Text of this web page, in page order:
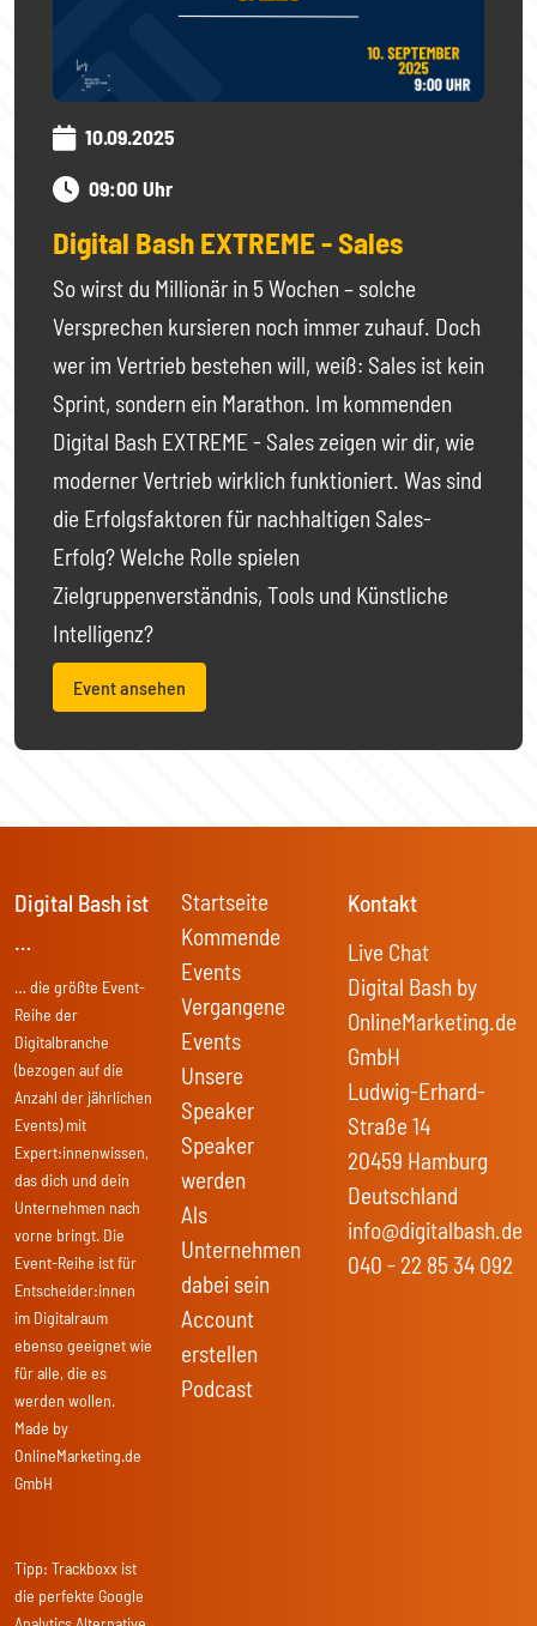
10.09.2025
09:00 Uhr
Digital Bash EXTREME - Sales
So wirst du Millionär in 5 Wochen – solche
Versprechen kursieren noch immer zuhauf. Doch
wer im Vertrieb bestehen will, weiß: Sales ist kein
Sprint, sondern ein Marathon. Im kommenden
Digital Bash EXTREME - Sales zeigen wir dir, wie
moderner Vertrieb wirklich funktioniert. Was sind
die Erfolgsfaktoren für nachhaltigen Sales-
Erfolg? Welche Rolle spielen
Zielgruppenverständnis, Tools und Künstliche
Intelligenz?
Event ansehen
Digital Bash ist
…
… die größte Event-
Reihe der
Digitalbranche
(bezogen auf die
Anzahl der jährlichen
Events) mit
Expert:innenwissen,
das dich und dein
Unternehmen nach
vorne bringt. Die
Event-Reihe ist für
Entscheider:innen
im Digitalraum
ebenso geeignet wie
für alle, die es
werden wollen.
Made by
OnlineMarketing.de
GmbH
Tipp: Trackboxx ist
die perfekte Google
Startseite
Kommende
Events
Vergangene
Events
Unsere
Speaker
Speaker
werden
Als
Unternehmen
dabei sein
Account
erstellen
Podcast
Kontakt
Live Chat
Digital Bash by
OnlineMarketing.de
GmbH
Ludwig-Erhard-
Straße 14
20459 Hamburg
Deutschland
info@digitalbash.de
040 - 22 85 34 092